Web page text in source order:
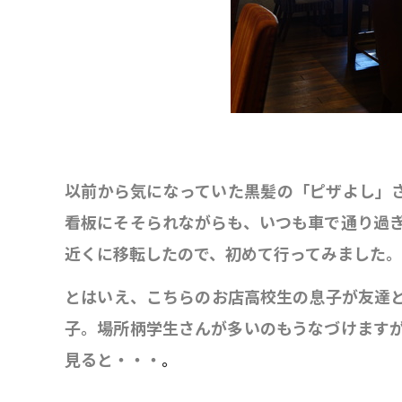
以前から気になっていた黒髪の「ピザよし
看板にそそられながらも、いつも車で通り過
近くに移転したので、初めて行ってみました。
とはいえ、こちらのお店高校生の息子が友
子。場所柄学生さんが多いのもうなづけます
見ると・・・ 。